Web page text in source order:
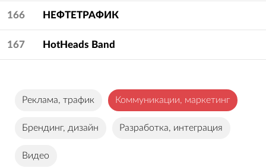
166 НЕФТЕТРАФИК
167 HotHeads Band
Реклама, трафик Коммуникации, маркетинг
Брендинг, дизайн Разработка, интеграция
Видео